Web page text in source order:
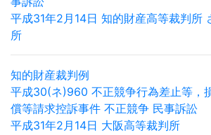
平成31年2月14日 知的財産高等裁判所
所
知的財産裁判例
平成30(ネ)960 不正競争行為差止等，
償等請求控訴事件 不正競争 民事訴訟
平成31年2月14日 大阪高等裁判所